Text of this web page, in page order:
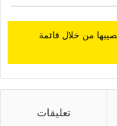
من خلال قائمة
تعليقات